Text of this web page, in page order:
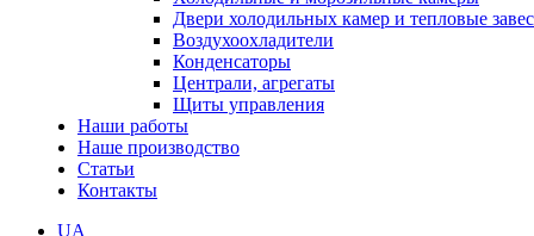
Двери холодильных камер и тепловые
Воздухоохладители
Конденсаторы
Централи, агрегаты
Щиты управления
Наши работы
Наше производство
Статьи
Контакты
UA